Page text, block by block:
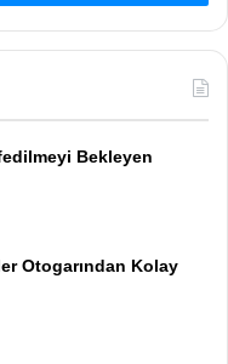
Bekleyen
Otogarından Kolay